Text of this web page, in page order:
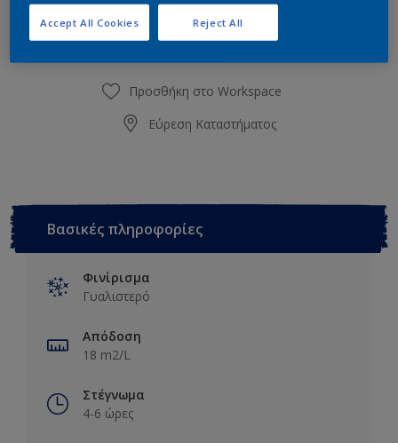
Ποσότητα Υπολογισμός χρώματος
Υπολογισμός
Προσθήκη στο Workspace
Εύρεση Καταστήματος
Βασικές πληροφορίες
Φινίρισμα
Γυαλιστερό
Απόδοση
18 m2/L
Στέγνωμα
4-6 ώρες
Reject All
Accept All Cookies